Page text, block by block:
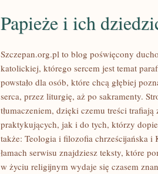
Papieże i ich
Szczepan.org.pl to blog poświęcony
katolickiej, którego sercem jest temat
powstało dla osób, które chcą głębiej
serca, przez liturgię, aż po sakramenty.
tłumaczeniem, dzięki czemu treści
praktykujących, jak i do tych, którzy
także: Teologia i filozofia chrześcijańska i
łamach serwisu znajdziesz teksty, które
w życiu religijnym wydaje się czasem